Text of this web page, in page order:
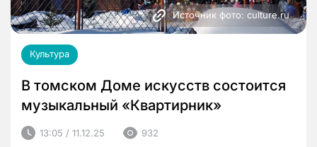
Источник фото: culture.ru
Культура
В томском Доме искусств состоится
музыкальный «Квартирник»
13:05 / 11.12.25 932